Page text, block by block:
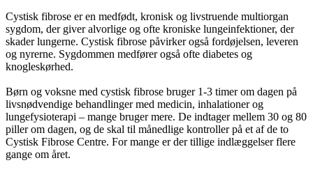
Cystisk fibrose er en medfødt, kronisk og livstruende multiorgan
sygdom, der giver alvorlige og ofte kroniske lungeinfektioner, der
skader lungerne. Cystisk fibrose påvirker også fordøjelsen, leveren
og nyrerne. Sygdommen medfører også ofte diabetes og
knogleskørhed.
Børn og voksne med cystisk fibrose bruger 1-3 timer om dagen på
livsnødvendige behandlinger med medicin, inhalationer og
lungefysioterapi – mange bruger mere. De indtager mellem 30 og 80
piller om dagen, og de skal til månedlige kontroller på et af de to
Cystisk Fibrose Centre. For mange er der tillige indlæggelser flere
gange om året.